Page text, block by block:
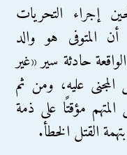
إجراء التحريات
المتوفى هو والد
حادثة سير «غير
عليه، ومن ثم
مؤقتًا على ذمة
القتل الخطأ.